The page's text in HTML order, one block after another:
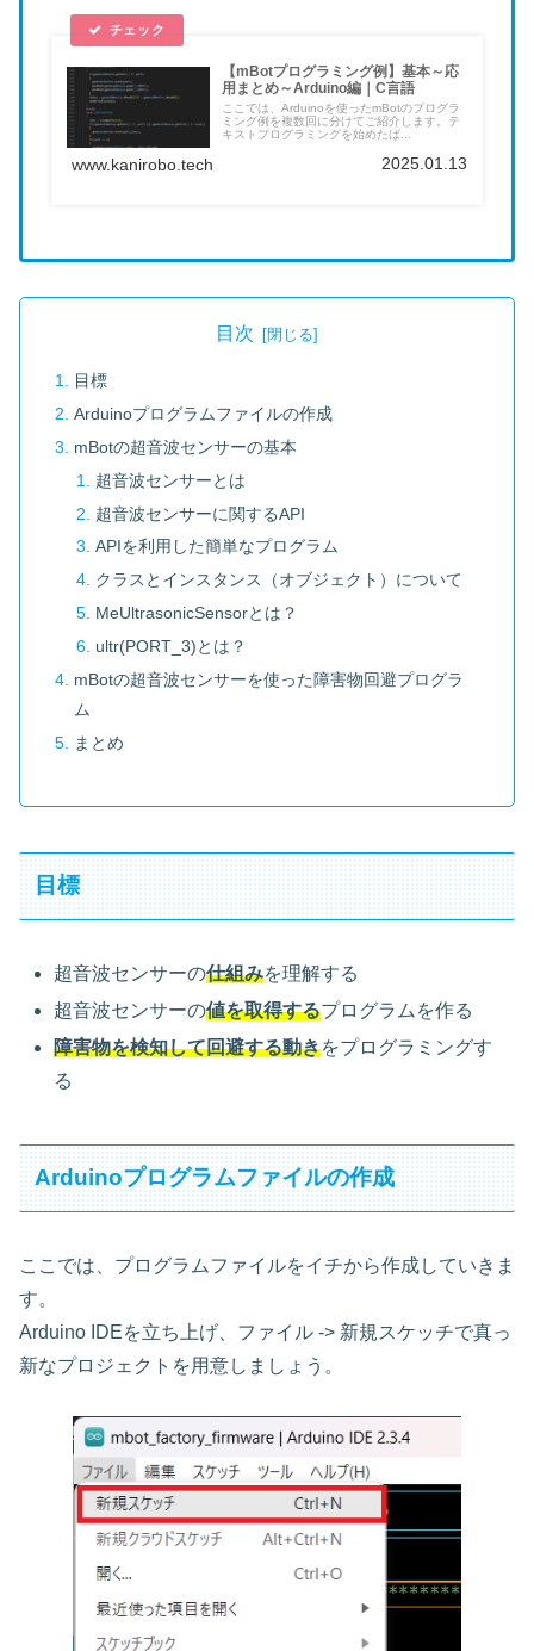
【mBotプログラミング例】基本～応
用まとめ～Arduino編｜C言語
ここでは、Arduinoを使ったmBotのプログラ
ミング例を複数回に分けてご紹介します。テ
キストプログラミングを始めたば...
www.kanirobo.tech 2025.01.13
目次
目標
Arduinoプログラムファイルの作成
mBotの超音波センサーの基本
超音波センサーとは
超音波センサーに関するAPI
APIを利用した簡単なプログラム
クラスとインスタンス（オブジェクト）について
MeUltrasonicSensorとは？
ultr(PORT_3)とは？
mBotの超音波センサーを使った障害物回避プログラ
ム
まとめ
目標
超音波センサーの仕組みを理解する
超音波センサーの値を取得するプログラムを作る
障害物を検知して回避する動きをプログラミングす
る
Arduinoプログラムファイルの作成
ここでは、プログラムファイルをイチから作成していきま
す。
Arduino IDEを立ち上げ、ファイル -> 新規スケッチで真っ
新なプロジェクトを用意しましょう。